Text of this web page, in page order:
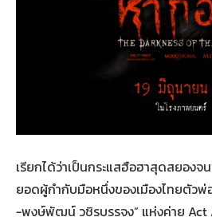
เรียกได้ว่าเป็นกระแสฮือฮาสุดสยอง
ยอดผู้กำกับมือหนึ่งของเมืองไทยตัวพ่
-พงษ์พัฒน์ วชิรบรรจง” แห่งค่าย